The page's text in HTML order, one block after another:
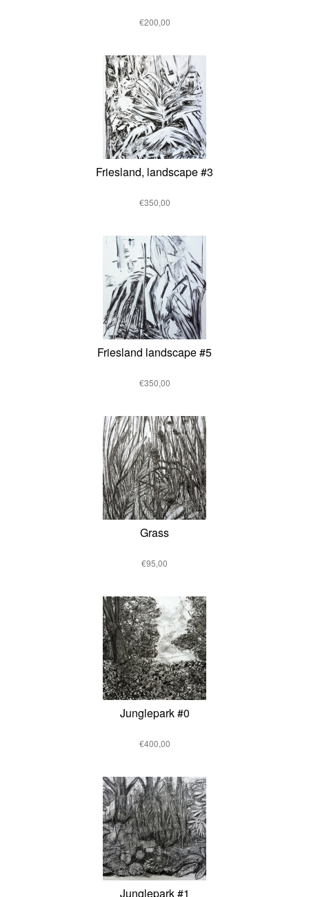
€200,00
Friesland, landscape #3
€350,00
Friesland landscape #5
€350,00
Grass
€95,00
Junglepark #0
€400,00
Junglepark #1